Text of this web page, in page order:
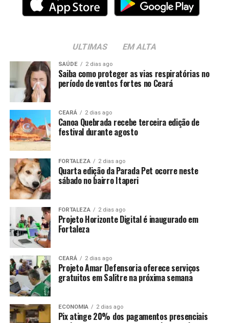
ULTIMAS EM ALTA
SAÚDE 2 dias ago
Saiba como proteger as vias respiratórias no
período de ventos fortes no Ceará
CEARÁ 2 dias ago
Canoa Quebrada recebe terceira edição de
festival durante agosto
FORTALEZA 2 dias ago
Quarta edição da Parada Pet ocorre neste
sábado no bairro Itaperi
FORTALEZA 2 dias ago
Projeto Horizonte Digital é inaugurado em
Fortaleza
CEARÁ 2 dias ago
Projeto Amar Defensoria oferece serviços
gratuitos em Salitre na próxima semana
ECONOMIA 2 dias ago
Pix atinge 20% dos pagamentos presenciais